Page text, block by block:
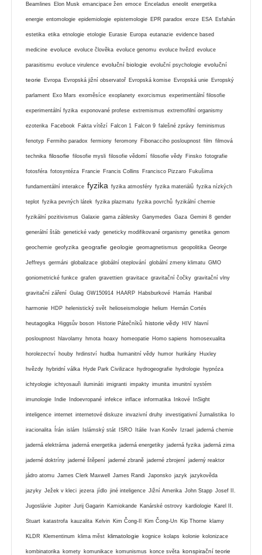
Beamlines Elon Musk emancipace žen emoce Enceladus eneolit energetika
energie entomologie epidemiologie epistemologie EPR paradox eroze ESA Esfahán
estetika etika etnologie etologie Eurasie Europa eutanazie evidence based
medicine evoluce evoluce člověka evoluce genomu evoluce hvězd evoluce
parasitismu evoluce virulence evoluční biologie evoluční psychologie evoluční
teorie Evropa Evropská jižní observatoř Evropská komise Evropská unie Evropský
parlament Exo Mars exoměsíce exoplanety exorcismus experimentální filosofie
experimentální fyzika exponované profese extremismus extremofilní organismy
ezoterika Facebook Fakta vítězí Falcon 1 Falcon 9 falešné zprávy feminismus
fenotyp Fermiho paradox fermiony feromony Fibonacciho posloupnost film filmová
technika filosofie filosofie mysli filosofie vědomí filosofie vědy Finsko fotografie
fotosféra fotosyntéza Francie Francis Collins Francisco Pizzaro Fukušima
fundamentální interakce fyzika fyzika atmosféry fyzika materiálů fyzika nízkých
teplot fyzika pevných látek fyzika plazmatu fyzika povrchů fyzikální chemie
fyzikální pozitivismus Galaxie gama záblesky Ganymedes Gaza Gemini 8 gender
generální štáb genetické vady geneticky modifikované organismy genetika genom
geochemie geofyzika geografie geologie geomagnetismus geopolitika George
Jeffreys germáni globalizace globální oteplování globální zmeny klimatu GMO
goniometrické funkce grafen gravettien gravitace gravitační čočky gravitační vlny
gravitační záření Gulag GW150914 HAARP Habsburkové Hamás Hanibal
harmonie HDP helenistický svět helioseismologie helium Hernán Cortés
heutagogika Higgsův boson Historie Pátečníků historie vědy HIV hlavní
posloupnost hlavolamy hmota hoaxy homeopatie Homo sapiens homosexualita
horolezectví houby hrdinství hudba humanitní vědy humor hurikány Huxley
hvězdy hybridní válka Hyde Park Civilizace hydrogeografie hydrologie hypnóza
ichtyologie ichtyosauři ilumináti imigranti impakty imunita imunitní systém
imunologie Indie Indoevropané infekce inflace informatika Inkové InSight
inteligence internet internetové diskuze invazivní druhy investigativní žurnalistika Io
iracionalita Írán islám Islámský stát ISRO Itálie Ivan Koněv Izrael jaderná chemie
jaderná elektrárna jaderná energetika jaderná energetiky jaderná fyzika jaderná zima
jaderné doktríny jaderné štěpení jaderné zbraně jaderné zbrojení jaderný reaktor
jádro atomu James Clerk Maxwell James Randi Japonsko jazyk jazykověda
jazyky Ježek v kleci jezera jídlo jiné inteligence Jižní Amerika John Stapp Josef II.
Jugoslávie Jupiter Jurij Gagarin Kamiokande Kanárské ostrovy kardiologie Karel II.
Stuart katastrofa kauzalita Kelvin Kim Čong-Il Kim Čong-Un Kip Thorne klamy
KLDR Klementinum klima měst klimatologie kognice kolaps kolonie kolonizace
kombinatorika komety komunikace komunismus konce světa konspirační teorie